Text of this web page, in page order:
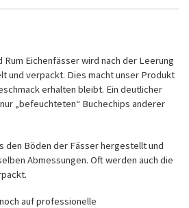
Rum Eichenfässer wird nach der Leerung
und verpackt. Dies macht unser Produkt
erhalten bleibt. Ein deutlicher
„befeuchteten“ Buchechips anderer
den Böden der Fässer hergestellt und
Abmessungen. Oft werden auch die
auf professionelle